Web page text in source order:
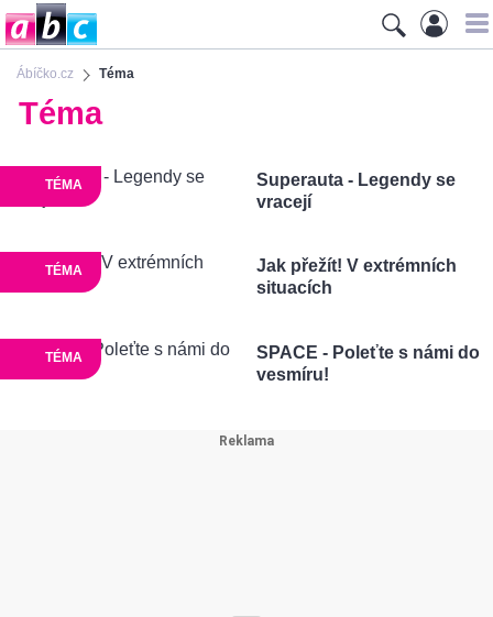
Ábíčko.cz Téma
Téma
TÉMA
Superauta - Legendy se
vracejí
TÉMA
Jak přežít! V extrémních
situacích
TÉMA
SPACE - Poleťte s námi do
vesmíru!